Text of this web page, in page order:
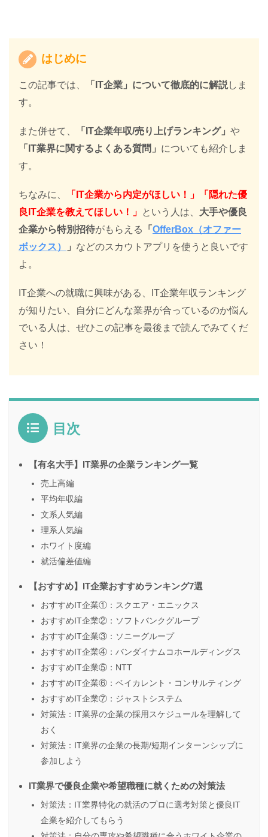
はじめに
この記事では、 「IT企業」について徹底的に解説しま
す。
また併せて、 「IT企業年収/売り上げランキング」 や
「IT業界に関するよくある質問」 についても紹介しま
す。
ちなみに、
「IT企業から内定がほしい！」「隠れた優
良IT企業を教えてほしい！」 という人は、 大手や優良
企業から特別招待がもらえる 「 OfferBox（オファー
ボックス）
」 などのスカウトアプリを使うと良いです
よ。
IT企業への就職に興味がある、IT企業年収ランキング
が知りたい、自分にどんな業界が合っているのか悩ん
でいる人は、ぜひこの記事を最後まで読んでみてくだ
さい！
目次
【有名大手】IT業界の企業ランキング一覧
売上高編
平均年収編
文系人気編
理系人気編
ホワイト度編
就活偏差値編
【おすすめ】IT企業おすすめランキング7選
おすすめIT企業①：スクエア・エニックス
おすすめIT企業②：ソフトバンクグループ
おすすめIT企業③：ソニーグループ
おすすめIT企業④：バンダイナムコホールディングス
おすすめIT企業⑤：NTT
おすすめIT企業⑥：ベイカレント・コンサルティング
おすすめIT企業⑦：ジャストシステム
対策法：IT業界の企業の採用スケジュールを理解して
おく
対策法：IT業界の企業の長期/短期インターンシップに
参加しよう
IT業界で優良企業や希望職種に就くための対策法
対策法：IT業界特化の就活のプロに選考対策と優良IT
企業を紹介してもらう